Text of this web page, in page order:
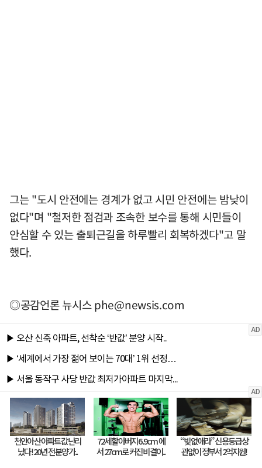
그는 "도시 안전에는 경계가 없고 시민 안전에는 밤낮이
없다"며 "철저한 점검과 조속한 보수를 통해 시민들이
안심할 수 있는 출퇴근길을 하루빨리 회복하겠다"고 말
했다.
◎공감언론 뉴시스phe@newsis.com